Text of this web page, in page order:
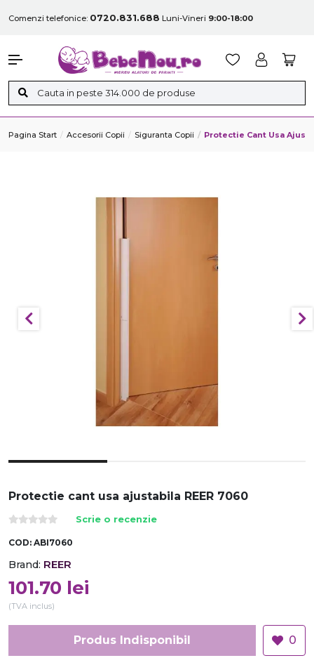
Comenzi telefonice: 0720.831.688 Luni-Vineri 9:00-18:00
Pagina Start Accesorii Copii Siguranta Copii Protectie Cant Usa
Protectie cant usa ajustabila REER 7060
Scrie o recenzie
COD: ABI7060
Brand: REER
101.70 lei
(TVA inclus)
Produs Indisponibil 0